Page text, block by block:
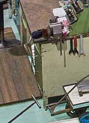
Ich habe die
und akzeptiere diese.
Ich bin kein